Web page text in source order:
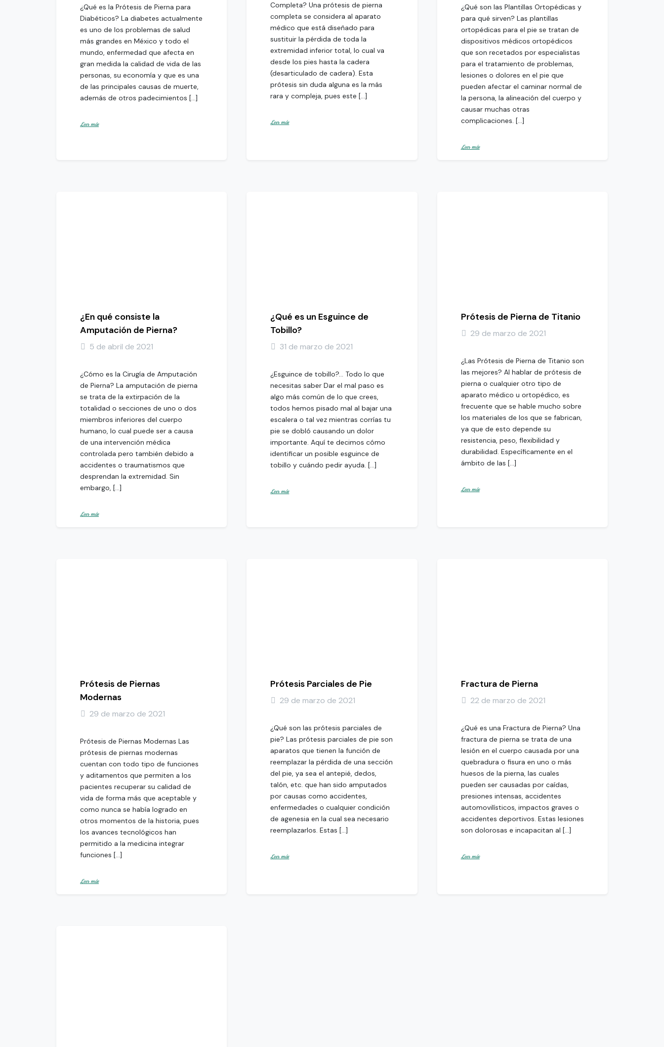
¿Qué es la Prótesis de Pierna para
Diabéticos? La diabetes actualmente
es uno de los problemas de salud
más grandes en México y todo el
mundo, enfermedad que afecta en
gran medida la calidad de vida de las
personas, su economía y que es una
de las principales causas de muerte,
además de otros padecimientos […]
Leer más
Completa? Una prótesis de pierna
completa se considera al aparato
médico que está diseñado para
sustituir la pérdida de toda la
extremidad inferior total, lo cual va
desde los pies hasta la cadera
(desarticulado de cadera). Esta
prótesis sin duda alguna es la más
rara y compleja, pues este […]
Leer más
¿Qué son las Plantillas Ortopédicas y
para qué sirven? Las plantillas
ortopédicas para el pie se tratan de
dispositivos médicos ortopédicos
que son recetados por especialistas
para el tratamiento de problemas,
lesiones o dolores en el pie que
pueden afectar el caminar normal de
la persona, la alineación del cuerpo y
causar muchas otras
complicaciones. […]
Leer más
¿En qué consiste la
Amputación de Pierna?
5 de abril de 2021
¿Cómo es la Cirugía de Amputación
de Pierna? La amputación de pierna
se trata de la extirpación de la
totalidad o secciones de uno o dos
miembros inferiores del cuerpo
humano, lo cual puede ser a causa
de una intervención médica
controlada pero también debido a
accidentes o traumatismos que
desprendan la extremidad. Sin
embargo, […]
Leer más
¿Qué es un Esguince de
Tobillo?
31 de marzo de 2021
¿Esguince de tobillo?… Todo lo que
necesitas saber Dar el mal paso es
algo más común de lo que crees,
todos hemos pisado mal al bajar una
escalera o tal vez mientras corrías tu
pie se dobló causando un dolor
importante. Aquí te decimos cómo
identificar un posible esguince de
tobillo y cuándo pedir ayuda. […]
Leer más
Prótesis de Pierna de Titanio
29 de marzo de 2021
¿Las Prótesis de Pierna de Titanio son
las mejores? Al hablar de prótesis de
pierna o cualquier otro tipo de
aparato médico u ortopédico, es
frecuente que se hable mucho sobre
los materiales de los que se fabrican,
ya que de esto depende su
resistencia, peso, flexibilidad y
durabilidad. Específicamente en el
ámbito de las […]
Leer más
Prótesis de Piernas
Modernas
29 de marzo de 2021
Prótesis de Piernas Modernas Las
prótesis de piernas modernas
cuentan con todo tipo de funciones
y aditamentos que permiten a los
pacientes recuperar su calidad de
vida de forma más que aceptable y
como nunca se había logrado en
otros momentos de la historia, pues
los avances tecnológicos han
permitido a la medicina integrar
funciones […]
Leer más
Prótesis Parciales de Pie
29 de marzo de 2021
¿Qué son las prótesis parciales de
pie? Las prótesis parciales de pie son
aparatos que tienen la función de
reemplazar la pérdida de una sección
del pie, ya sea el antepié, dedos,
talón, etc. que han sido amputados
por causas como accidentes,
enfermedades o cualquier condición
de agenesia en la cual sea necesario
reemplazarlos. Estas […]
Leer más
Fractura de Pierna
22 de marzo de 2021
¿Qué es una Fractura de Pierna? Una
fractura de pierna se trata de una
lesión en el cuerpo causada por una
quebradura o fisura en uno o más
huesos de la pierna, las cuales
pueden ser causadas por caídas,
presiones intensas, accidentes
automovilísticos, impactos graves o
accidentes deportivos. Estas lesiones
son dolorosas e incapacitan al […]
Leer más